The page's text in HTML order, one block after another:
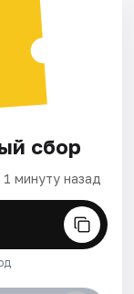
сбор
минуту назад